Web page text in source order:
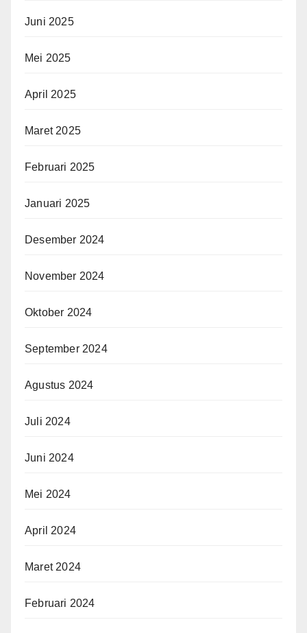
Juni 2025
Mei 2025
April 2025
Maret 2025
Februari 2025
Januari 2025
Desember 2024
November 2024
Oktober 2024
September 2024
Agustus 2024
Juli 2024
Juni 2024
Mei 2024
April 2024
Maret 2024
Februari 2024